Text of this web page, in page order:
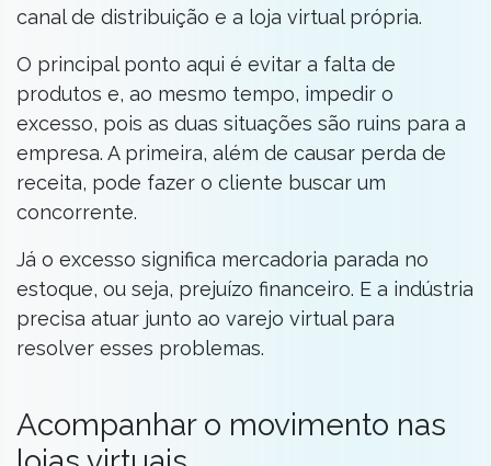
canal de distribuição e a loja virtual própria.
O principal ponto aqui é evitar a falta de
produtos e, ao mesmo tempo, impedir o
excesso, pois as duas situações são ruins para a
empresa. A primeira, além de causar perda de
receita, pode fazer o cliente buscar um
concorrente.
Já o excesso significa mercadoria parada no
estoque, ou seja, prejuízo financeiro. E a indústria
precisa atuar junto ao varejo virtual para
resolver esses problemas.
Acompanhar o movimento nas